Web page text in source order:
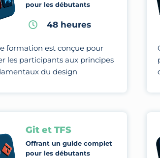
pour les débutants
48 heures
formation est conçue pour
les participants aux principes
du design
et des outils
Git et TFS
Offrant un guide complet
pour les débutants